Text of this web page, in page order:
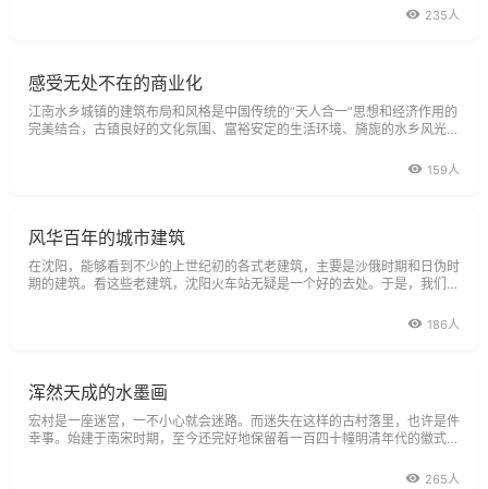
这个馆里展出的蜡像，内容涉及了政治、军事、科学、艺术、体育等各个方
235人
感受无处不在的商业化
江南水乡城镇的建筑布局和风格是中国传统的“天人合一”思想和经济作用的
完美结合，古镇良好的文化氛围、富裕安定的生活环境、旖旎的水乡风光，
促进了现代江南水乡城镇旅游业的迅猛发展。周庄是江南水乡古镇中旅游发
159人
风华百年的城市建筑
在沈阳，能够看到不少的上世纪初的各式老建筑，主要是沙俄时期和日伪时
期的建筑。看这些老建筑，沈阳火车站无疑是一个好的去处。于是，我们用
火车站，过去也曾叫谋志敦站、奉天驿、沈阳南站。建于1899年。
186人
浑然天成的水墨画
宏村是一座迷宫，一不小心就会迷路。而迷失在这样的古村落里，也许是件
幸事。始建于南宋时期，至今还完好地保留着一百四十幢明清年代的徽式建
间，迷路也许是必然要发生的。那就迷路吧，在九曲十八弯的街巷信马由
265人